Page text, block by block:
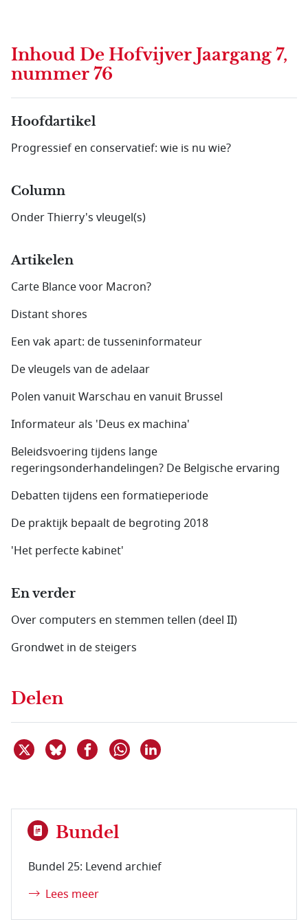
Inhoud De Hofvijver Jaargang 7,
nummer 76
Hoofdartikel
Progressief en conservatief: wie is nu wie?
Column
Onder Thierry's vleugel(s)
Artikelen
Carte Blance voor Macron?
Distant shores
Een vak apart: de tusseninformateur
De vleugels van de adelaar
Polen vanuit Warschau en vanuit Brussel
Informateur als 'Deus ex machina'
Beleidsvoering tijdens lange
regeringsonderhandelingen? De Belgische ervaring
Debatten tijdens een formatieperiode
De praktijk bepaalt de begroting 2018
'Het perfecte kabinet'
En verder
Over computers en stemmen tellen (deel II)
Grondwet in de steigers
Delen
Deel dit item op X
Deel dit item op Bluesky
Deel dit item op Facebook
Delen via WhatsApp
Bundel
Bundel 25: Levend archief
Lees meer